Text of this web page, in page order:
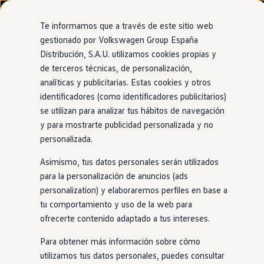
Ir
directamente
al contenido
Ir
directamente
al pie de
página
Nuevo ID. Cross
Vehículos Comerciales
Compra y ofertas
Volkswagen nuevo en stock
Volkswagen de ocasión
Financiación
My Renting
My Way
Seguros
Empresas
Autoescuelas
Eléctricos e híbridos
Más sobre híbridos
Plan Auto +
Etiquetas DGT
Simulador de autonomía, carga y ahorro
Carga y autonomía
Soluciones de carga
Tarifas de carga
Carga en casa
Modos de carga
Freno de emergencia enciudad
Sabe pararcuando toca
T‑Rocfrenará encaso de detectar un peligro inminente
frente a ti para reducir o evitar un posible impacto. Nunca
más tendrás que preocuparte por los peligros que puedan
aparecer.
Te informamos que a través de este sitio web
gestionado por Volkswagen Group España
Distribución, S.A.U. utilizamos cookies propias y
de terceros técnicas, de personalización,
analíticas y publicitarias. Estas cookies y otros
identificadores (como identificadores publicitarios)
se utilizan para analizar tus hábitos de navegación
y para mostrarte publicidad personalizada y no
personalizada.
Asimismo, tus datos personales serán utilizados
para la personalización de anuncios (ads
personalization) y elaboraremos perfiles en base a
tu comportamiento y uso de la web para
ofrecerte contenido adaptado a tus intereses.
Para obtener más información sobre cómo
utilizamos tus datos personales, puedes consultar